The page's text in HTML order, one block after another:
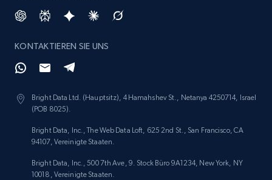
KONTAKTIEREN SIE UNS
Bright Data Ltd. (Hauptsitz), 4 Hamahshev St., Netanya 4250714, Israel
(POB 8025).
Bright Data, Inc., The Web Data Loft, 625 2nd St., San Francisco, CA
94107, Vereinigte Staaten.
Bright Data, Inc., 500 7th Ave, 9. Stock Büro 9A1234, New York, NY
10018, Vereinigte Staaten.